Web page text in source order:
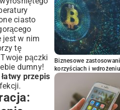
ciasto
jest w nim
tę
pączki
dumny!
łatwy przepis
Biznesowe
korzyściach i wdrożeniu